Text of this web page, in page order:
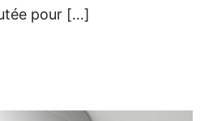
pour […]